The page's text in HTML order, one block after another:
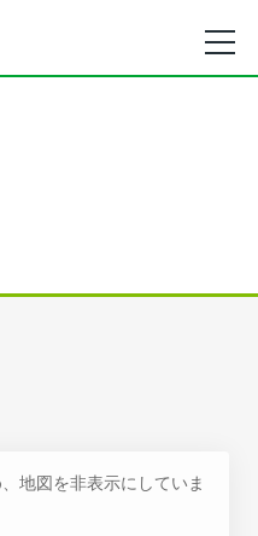
地図を非表示にしていま